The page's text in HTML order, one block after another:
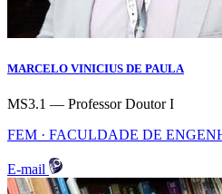
MARCELO VINICIUS DE PAULA
MS3.1 — Professor Doutor I
FEM · FACULDADE DE
E-mail